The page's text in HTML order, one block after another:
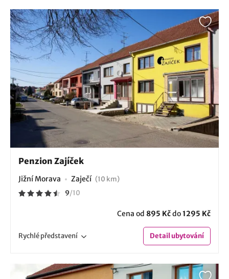
Penzion Zajíček
Jižní Morava Zaječí (10 km)
9/10
Cena od 895 Kčdo1295 Kč
Rychlépředstavení Detailubytování